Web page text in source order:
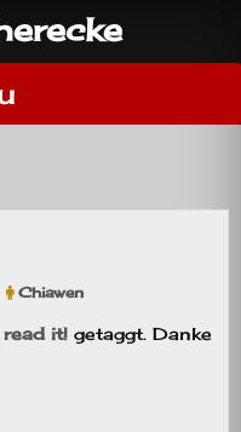
Chiawen
read it! getaggt. Danke